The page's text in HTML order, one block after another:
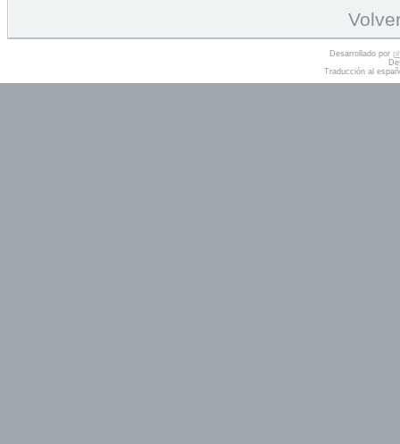
Desarrollado por
Traducción al